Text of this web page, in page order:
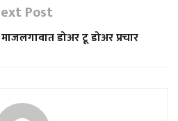
Post
डोअर टू डोअर प्रचार